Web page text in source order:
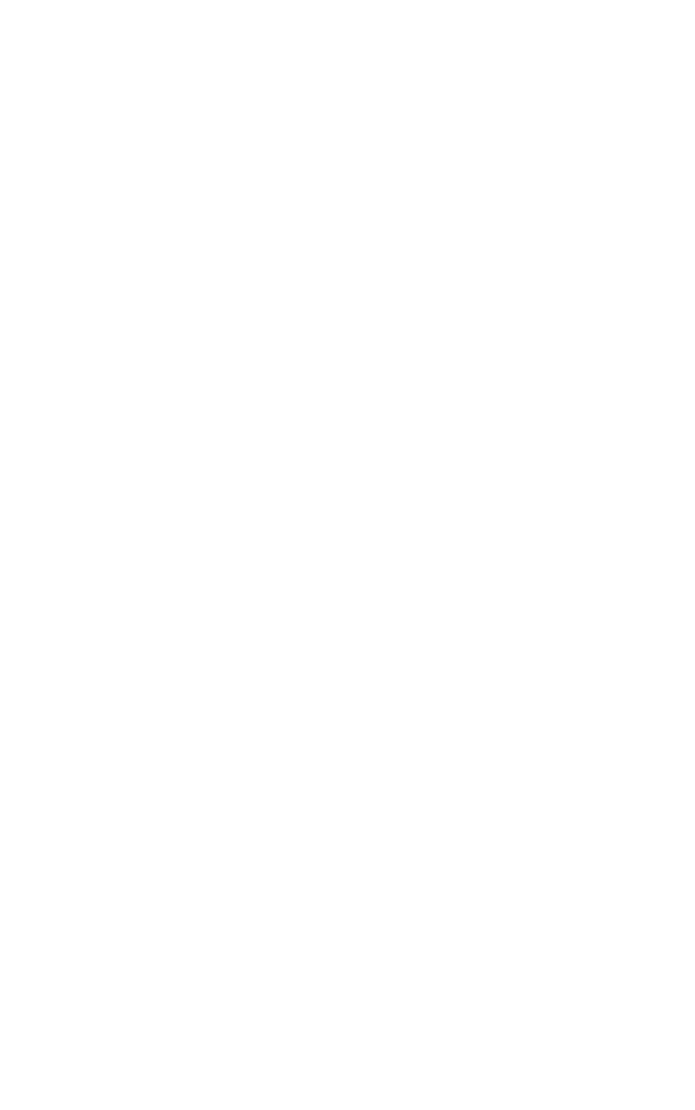
Il faut donc :
moins diminuer significativement la consommation de tabac, d’alcool et
de drogues ;
visage contre les rayons du soleil, car les rayons ultra-violets affaiblissent la peau et
des rides. Une crème de jour anti UV est idéale pour ce faire ;
alimentaire sain, diversifiée et riche en oméga 3, en antioxydants et en fibres ;
activité sportive régulière et la gymnastique faciale pour entretenir le tonus des
autour de la bouche.
atténuer ?